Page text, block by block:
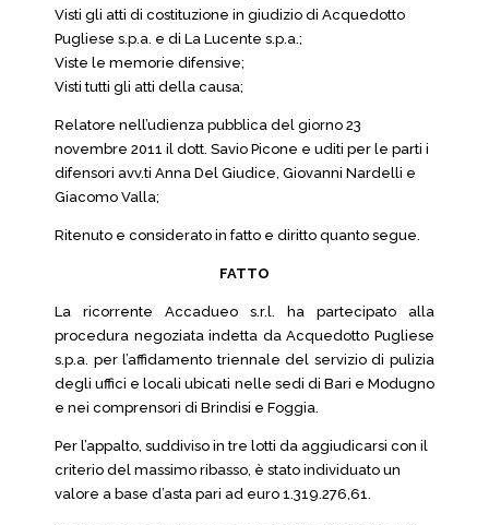
Visti gli atti di costituzione in giudizio di Acquedotto
Pugliese s.p.a. e di La Lucente s.p.a.;
Viste le memorie difensive;
Visti tutti gli atti della causa;
Relatore nell’udienza pubblica del giorno 23
novembre 2011 il dott. Savio Picone e uditi per le parti i
difensori avv.ti Anna Del Giudice, Giovanni Nardelli e
Giacomo Valla;
Ritenuto e considerato in fatto e diritto quanto segue.
FATTO
La ricorrente Accadueo s.r.l. ha partecipato alla
procedura negoziata indetta da Acquedotto Pugliese
s.p.a. per l’affidamento triennale del servizio di pulizia
degli uffici e locali ubicati nelle sedi di Bari e Modugno
e nei comprensori di Brindisi e Foggia.
Per l’appalto, suddiviso in tre lotti da aggiudicarsi con il
criterio del massimo ribasso, è stato individuato un
valore a base d’asta pari ad euro 1.319.276,61.